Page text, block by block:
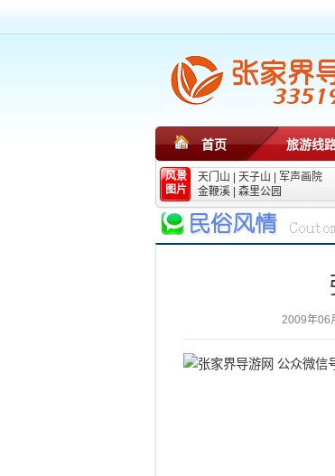
首页 旅游线
风景
图片
天门山 天子山
军声画院
金鞭溪
森里公园
2009年06